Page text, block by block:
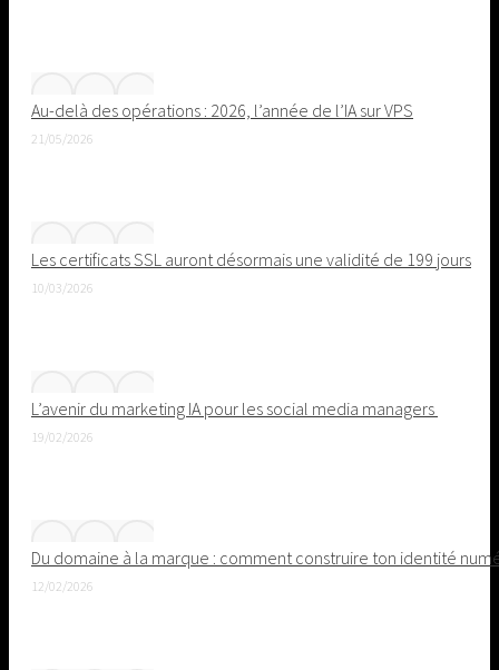
Au-delà des opérations : 2026, l’année de l’IA sur VPS
21/05/2026
Les certificats SSL auront désormais une validité de 199 jours
10/03/2026
L’avenir du marketing IA pour les social media managers
19/02/2026
Du domaine à la marque : comment construire ton identité
12/02/2026